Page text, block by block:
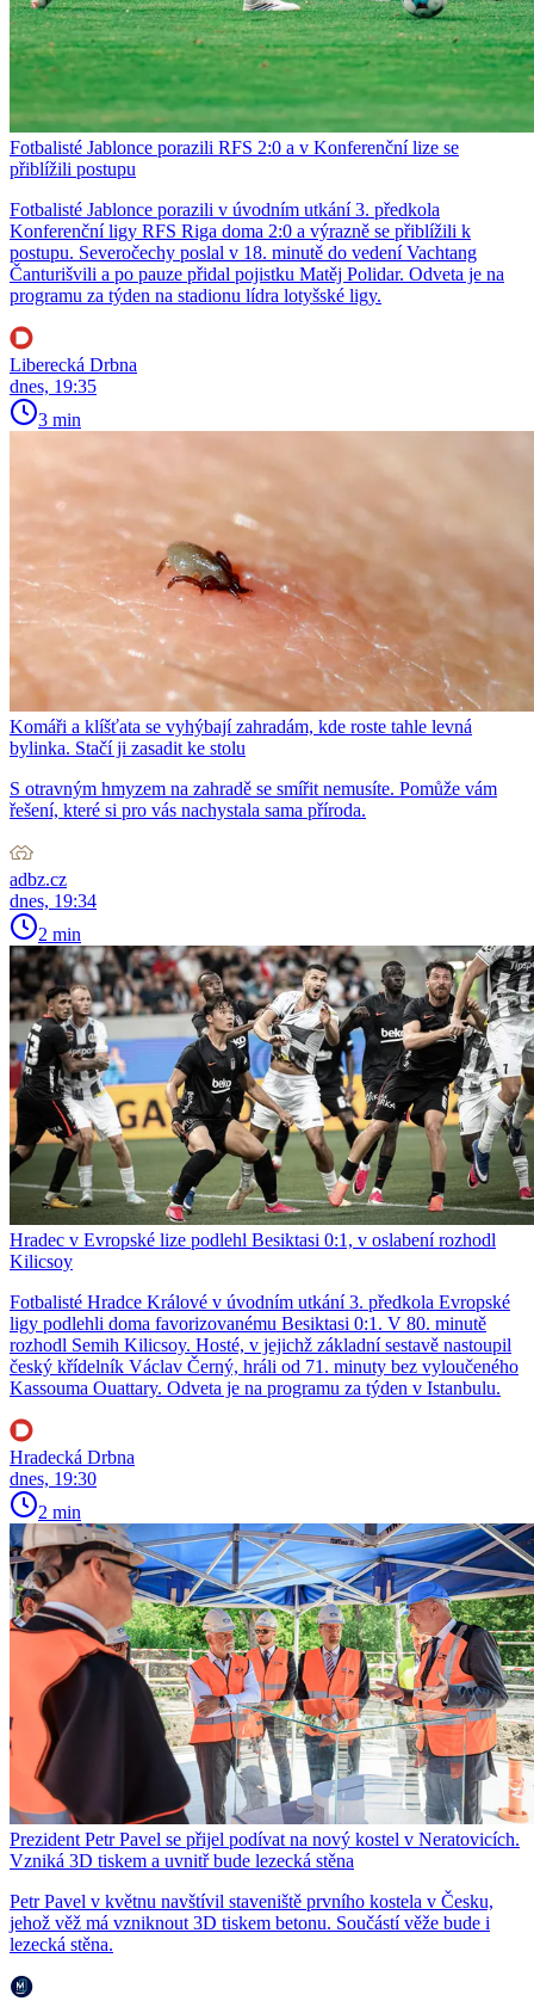
Fotbalisté Jablonce porazili RFS 2:0 a v Konferenční lize se
přiblížili postupu
Fotbalisté Jablonce porazili v úvodním utkání 3. předkola
Konferenční ligy RFS Riga doma 2:0 a výrazně se přiblížili k
postupu. Severočechy poslal v 18. minutě do vedení Vachtang
Čanturišvili a po pauze přidal pojistku Matěj Polidar. Odveta je na
programu za týden na stadionu lídra lotyšské ligy.
Liberecká Drbna
dnes, 19:35
3 min
Komáři a klíšťata se vyhýbají zahradám, kde roste tahle levná
bylinka. Stačí ji zasadit ke stolu
S otravným hmyzem na zahradě se smířit nemusíte. Pomůže vám
řešení, které si pro vás nachystala sama příroda.
adbz.cz
dnes, 19:34
2 min
Hradec v Evropské lize podlehl Besiktasi 0:1, v oslabení rozhodl
Kilicsoy
Fotbalisté Hradce Králové v úvodním utkání 3. předkola Evropské
ligy podlehli doma favorizovanému Besiktasi 0:1. V 80. minutě
rozhodl Semih Kilicsoy. Hosté, v jejichž základní sestavě nastoupil
český křídelník Václav Černý, hráli od 71. minuty bez vyloučeného
Kassouma Ouattary. Odveta je na programu za týden v Istanbulu.
Hradecká Drbna
dnes, 19:30
2 min
Prezident Petr Pavel se přijel podívat na nový kostel v Neratovicích.
Vzniká 3D tiskem a uvnitř bude lezecká stěna
Petr Pavel v květnu navštívil staveniště prvního kostela v Česku,
jehož věž má vzniknout 3D tiskem betonu. Součástí věže bude i
lezecká stěna.